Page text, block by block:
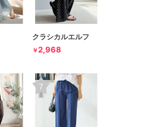
クラシカルエルフ
￥2,968